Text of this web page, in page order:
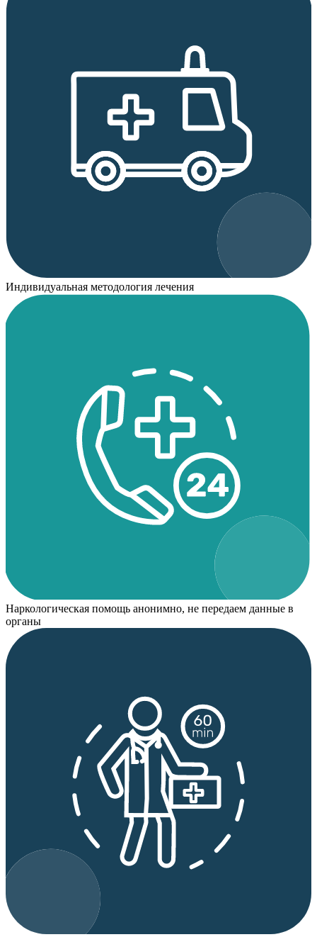
Индивидуальная методология лечения
Наркологическая помощь анонимно, не передаем данные в
органы